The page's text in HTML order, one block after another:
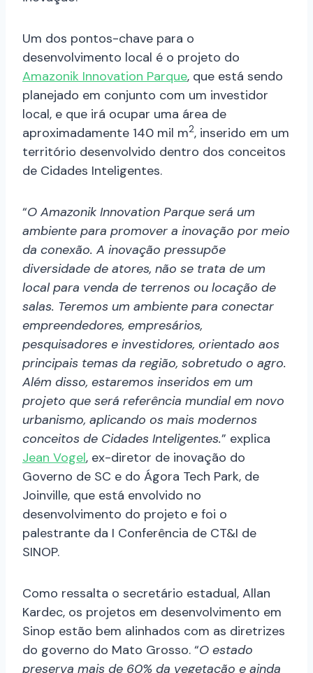
Um dos pontos-chave para o
desenvolvimento local é o projeto do
Amazonik Innovation Parque, que está sendo
planejado em conjunto com um investidor
local, e que irá ocupar uma área de
aproximadamente 140 mil m2, inserido em um
território desenvolvido dentro dos conceitos
de Cidades Inteligentes.
“O Amazonik Innovation Parque será um
ambiente para promover a inovação por meio
da conexão. A inovação pressupõe
diversidade de atores, não se trata de um
local para venda de terrenos ou locação de
salas. Teremos um ambiente para conectar
empreendedores, empresários,
pesquisadores e investidores, orientado aos
principais temas da região, sobretudo o agro.
Além disso, estaremos inseridos em um
projeto que será referência mundial em novo
urbanismo, aplicando os mais modernos
conceitos de Cidades Inteligentes.” explica
Jean Vogel, ex-diretor de inovação do
Governo de SC e do Ágora Tech Park, de
Joinville, que está envolvido no
desenvolvimento do projeto e foi o
palestrante da I Conferência de CT&I de
SINOP.
Como ressalta o secretário estadual, Allan
Kardec, os projetos em desenvolvimento em
Sinop estão bem alinhados com as diretrizes
do governo do Mato Grosso. “O estado
preserva mais de 60% da vegetação e ainda